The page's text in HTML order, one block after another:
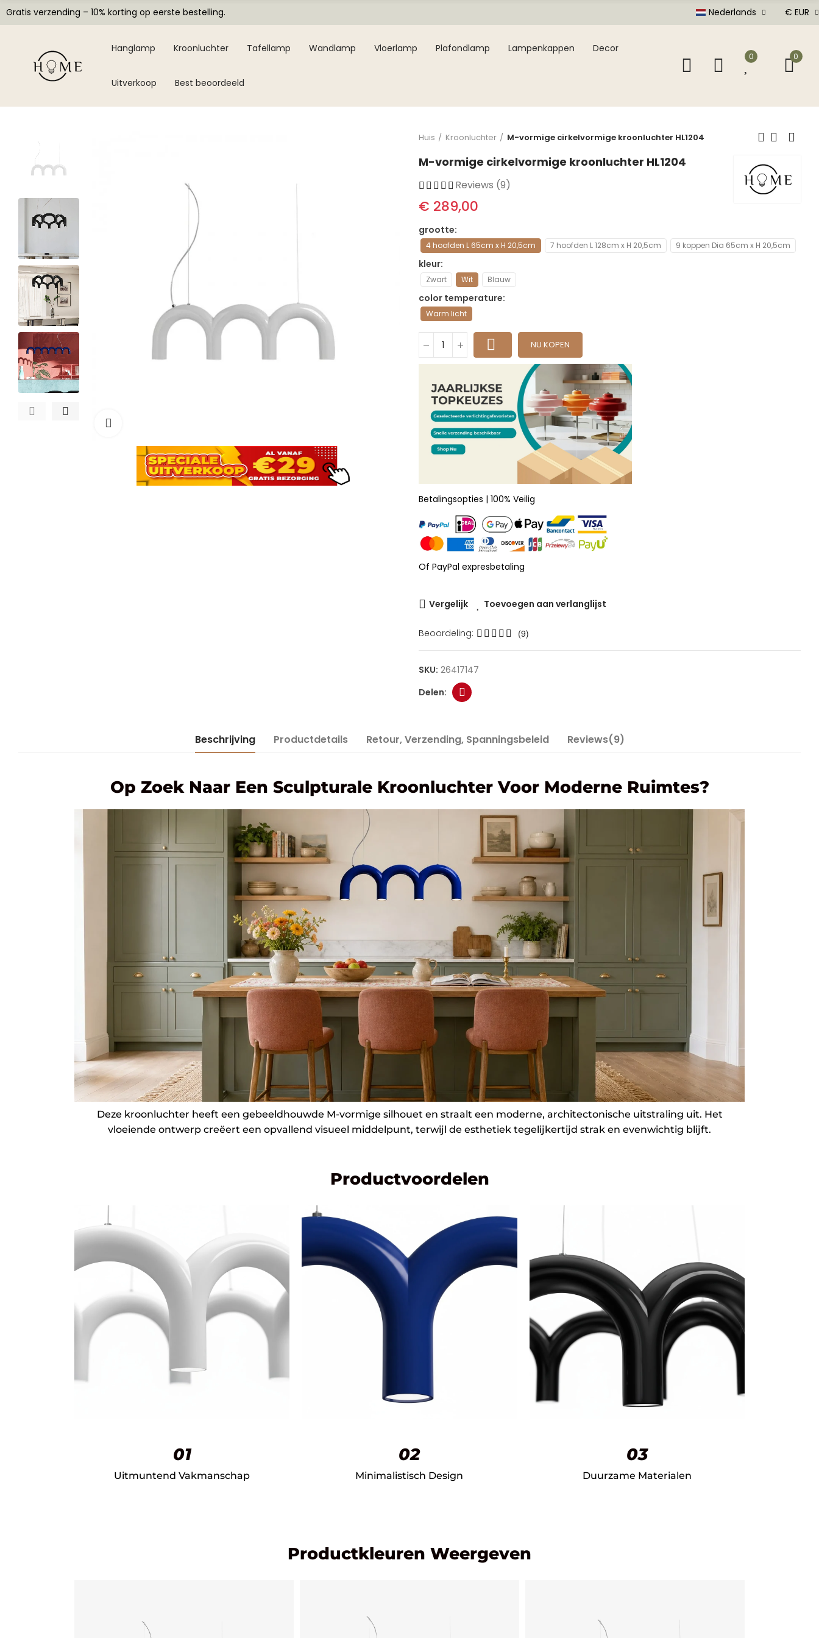
Gratis verzending – 10% korting op eerste bestelling. Nederlands € EUR
Hanglamp Kroonluchter Tafellamp Wandlamp Vloerlamp Plafondlamp Lampenkappen Decor
Uitverkoop Best beoordeeld
0 0
Huis Kroonluchter M-vormige cirkelvormige kroonluchter HL1204
M-vormige cirkelvormige kroonluchter HL1204
Reviews (9)
€ 289,00
grootte
4 hoofden L 65cm x H 20,5cm 7 hoofden L 128cm x H 20,5cm 9 koppen Dia 65cm x H 20,5cm
kleur
Zwart Wit Blauw
color temperature
Warm licht
NU KOPEN
Betalingsopties | 100% Veilig
Of PayPal expresbetaling
Vergelijk Toevoegen aan verlanglijst
Beoordeling: (9)
SKU: 26417147
Beschrijving Productdetails Retour, Verzending, Spanningsbeleid Reviews(9)
Op Zoek Naar Een Sculpturale Kroonluchter Voor Moderne Ruimtes?
Deze kroonluchter heeft een gebeeldhouwde M-vormige silhouet en straalt een moderne, architectonische uitstraling uit. Het
vloeiende ontwerp creëert een opvallend visueel middelpunt, terwijl de esthetiek tegelijkertijd strak en evenwichtig blijft.
Productvoordelen
01
Uitmuntend Vakmanschap
02
Minimalistisch Design
03
Duurzame Materialen
Productkleuren Weergeven